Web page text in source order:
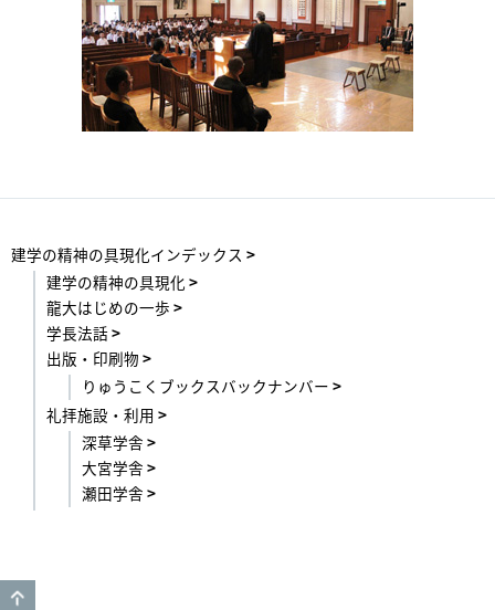
建学の精神の具現化インデックス
建学の精神の具現化
龍大はじめの一歩
学長法話
出版・印刷物
りゅうこくブックスバックナンバー
礼拝施設・利用
深草学舎
大宮学舎
瀬田学舎